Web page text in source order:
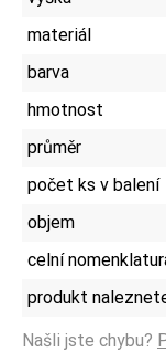
materiál
barva
hmotnost
průměr
počet ks v balení
objem
celní
produkt
Našli jste chybu?